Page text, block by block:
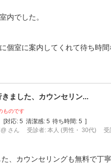
内でした。
個室に案内してくれて待ち時間
ました、カウンセリン...
ものです
[対応: 5 清潔感: 5 待ち時間: 5 ]
さん
受診者: 本人 (男性・ 30代) 受
、カウンセリングも無料で丁